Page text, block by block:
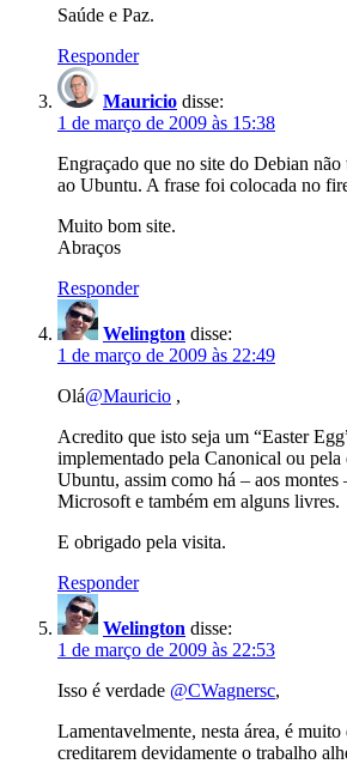
Saúde e Paz.
Responder
Mauricio disse:
1 de março de 2009 às 15:38
Engraçado que no site do Debian não
ao Ubuntu. A frase foi colocada no
Muito bom site.
Abraços
Responder
Welington disse:
1 de março de 2009 às 22:49
Olá@Mauricio ,
Acredito que isto seja um “Easter
implementado pela Canonical ou
Ubuntu, assim como há – aos montes
Microsoft e também em alguns livres.
E obrigado pela visita.
Responder
Welington disse:
1 de março de 2009 às 22:53
Isso é verdade @CWagnersc,
Lamentavelmente, nesta área, é
creditarem devidamente o trabalho